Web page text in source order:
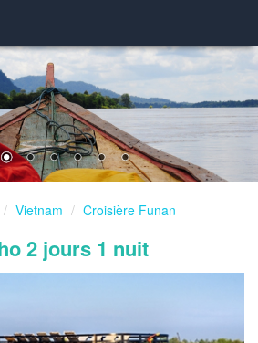
Vietnam Croisière Funan
2 jours 1 nuit